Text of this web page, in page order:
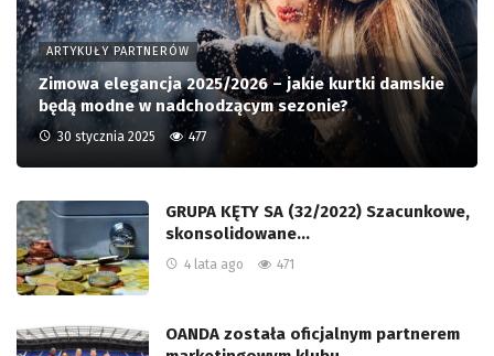
ARTYKUŁY PARTNERÓW
Zimowa elegancja 2025/2026 – jakie kurtki damskie
będą modne w nadchodzącym sezonie?
30 stycznia 2025 477
GRUPA KĘTY SA (32/2022) Szacunkowe,
skonsolidowane…
4 lata ago 471
OANDA została oficjalnym partnerem